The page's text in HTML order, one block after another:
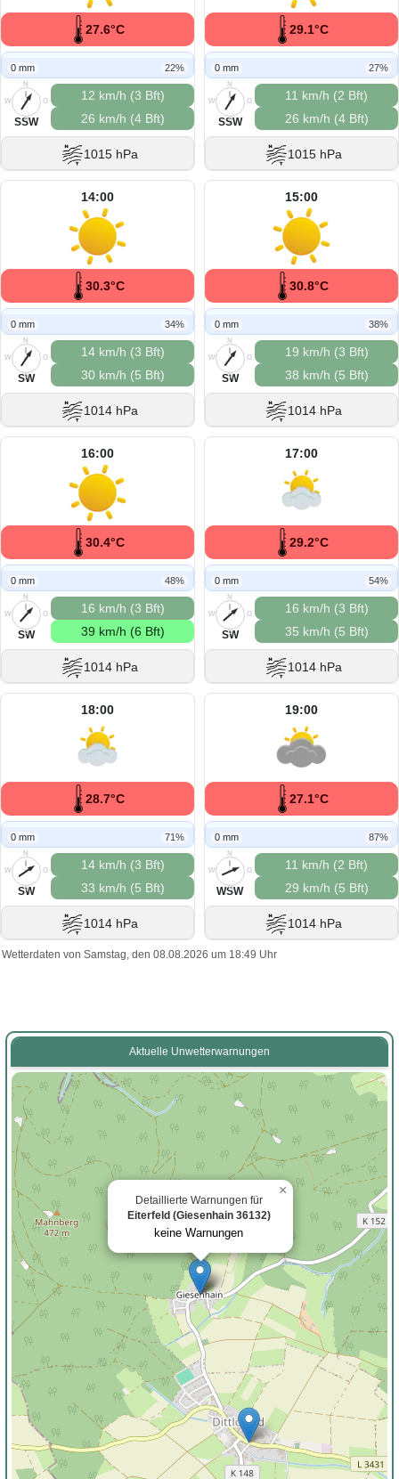
27.6°C
0 mm 22%
N
O
S
W
SSW
12 km/h (3 Bft)
26 km/h (4 Bft)
1015 hPa
29.1°C
0 mm 27%
N
O
S
W
SSW
11 km/h (2 Bft)
26 km/h (4 Bft)
1015 hPa
14:00
30.3°C
0 mm 34%
N
O
S
W
SW
14 km/h (3 Bft)
30 km/h (5 Bft)
1014 hPa
15:00
30.8°C
0 mm 38%
N
O
S
W
SW
19 km/h (3 Bft)
38 km/h (5 Bft)
1014 hPa
16:00
30.4°C
0 mm 48%
N
O
S
W
SW
16 km/h (3 Bft)
39 km/h (6 Bft)
1014 hPa
17:00
29.2°C
0 mm 54%
N
O
S
W
SW
16 km/h (3 Bft)
35 km/h (5 Bft)
1014 hPa
18:00
28.7°C
0 mm 71%
N
O
S
W
SW
14 km/h (3 Bft)
33 km/h (5 Bft)
1014 hPa
19:00
27.1°C
0 mm 87%
N
O
S
W
WSW
11 km/h (2 Bft)
29 km/h (5 Bft)
1014 hPa
Wetterdaten von Samstag, den 08.08.2026 um 18:49 Uhr
Aktuelle Unwetterwarnungen
Detaillierte Warnungen für
Eiterfeld (Giesenhain 36132)
keine Warnungen
×